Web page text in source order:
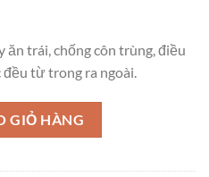
ăn trái, chống côn trùng, điều
từ trong ra ngoài.
GIỎ HÀNG